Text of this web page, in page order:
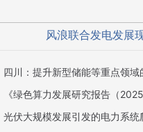
风浪联合发电发展
四川：提升新型储能等重点领域
《绿色算力发展研究报告（2025
光伏大规模发展引发的电力系统